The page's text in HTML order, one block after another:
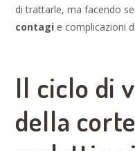
di trattarle, ma facendo
contagi e complicazioni
Il ciclo di
della